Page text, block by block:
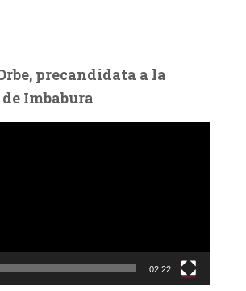
precandidata a la
Imbabura
02:22